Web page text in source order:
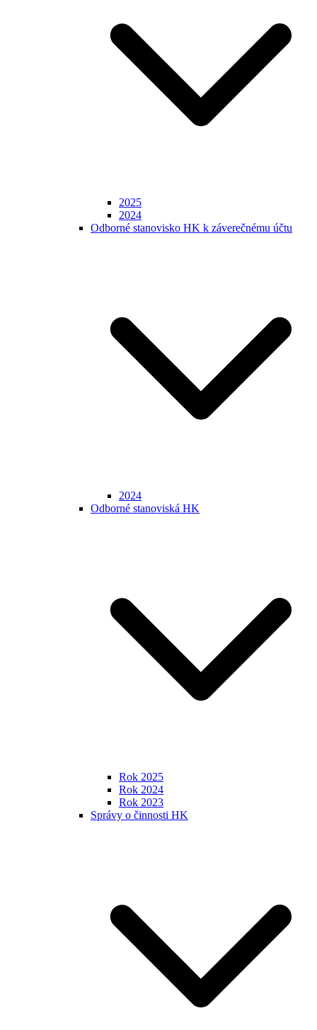
2025
2024
Odborné stanovisko HK k záverečnému účtu
2024
Odborné stanoviská HK
Rok 2025
Rok 2024
Rok 2023
Správy o činnosti HK